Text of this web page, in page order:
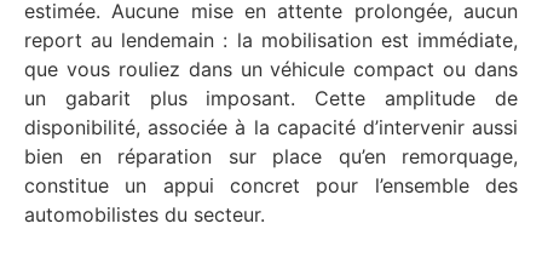
estimée. Aucune mise en attente prolongée, aucun
report au lendemain : la mobilisation est immédiate,
que vous rouliez dans un véhicule compact ou dans
un gabarit plus imposant. Cette amplitude de
disponibilité, associée à la capacité d’intervenir aussi
bien en réparation sur place qu’en remorquage,
constitue un appui concret pour l’ensemble des
automobilistes du secteur.